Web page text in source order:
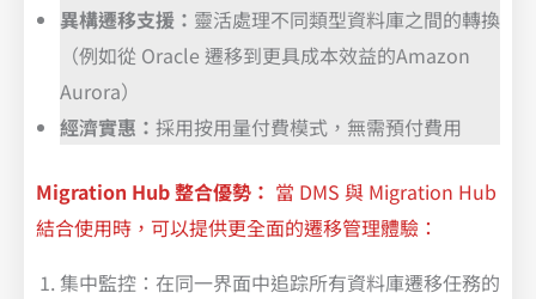
異構遷移支援： 靈活處理不同類型資料庫之間的轉換
（例如從 Oracle 遷移到更具成本效益的Amazon
Aurora）
經濟實惠： 採用按用量付費模式，無需預付費用
Migration Hub 整合優勢： 當 DMS 與 Migration Hub
結合使用時，可以提供更全面的遷移管理體驗：
集中監控：在同一界面中追踪所有資料庫遷移任務的